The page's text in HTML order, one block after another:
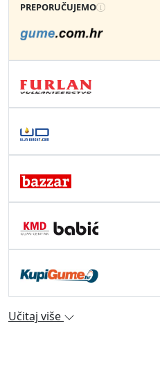
PREPORUČUJEMO
Učitaj više